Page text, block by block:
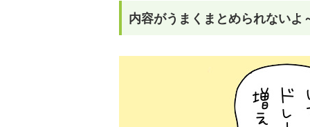
内容がうまくまとめられないよ